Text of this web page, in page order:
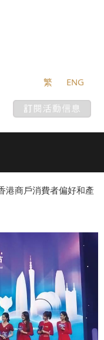
繁 ENG
港商戶消費者偏好和產